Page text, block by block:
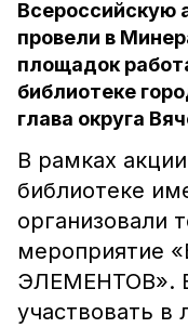
Всероссийскую
провели в
площадок
библиотеке
глава округа
В рамках
библиотеке
организовали
мероприятие
ЭЛЕМЕНТОВ».
участвовать в